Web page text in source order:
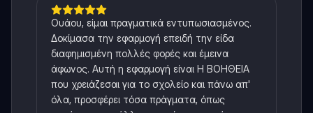
Ουάου, είμαι πραγματικά εντυπωσιασμένος.
Δοκίμασα την εφαρμογή επειδή την είδα
διαφημισμένη πολλές φορές και έμεινα
άφωνος. Αυτή η εφαρμογή είναι Η ΒΟΗΘΕΙΑ
που χρειάζεσαι για το σχολείο και πάνω απ'
όλα, προσφέρει τόσα πράγματα, όπως